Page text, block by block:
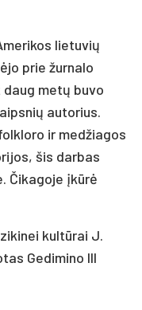
lietuvių
prie žurnalo
daug metų buvo
autorius.
ir medžiagos
šis darbas
Čikagoje įkūrė
kultūrai J.
Gedimino III